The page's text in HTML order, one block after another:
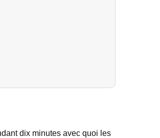
dix minutes avec quoi les